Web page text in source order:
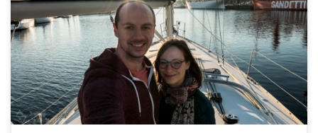
Dans cet épisode, je reçois Jérémy et Gaëlle.Après avoir rêvé en
regardant des vidéos de voyageurs en voilier sur Youtube, […]